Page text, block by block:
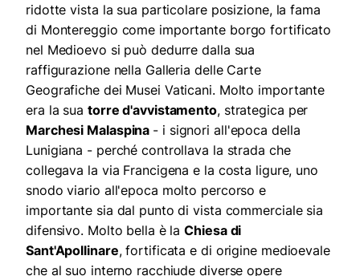
ridotte vista la sua particolare posizione, la fama
di Montereggio come importante borgo fortificato
nel Medioevo si può dedurre dalla sua
raffigurazione nella Galleria delle Carte
Geografiche dei Musei Vaticani. Molto importante
era la sua torre d'avvistamento, strategica per
Marchesi Malaspina - i signori all'epoca della
Lunigiana - perché controllava la strada che
collegava la via Francigena e la costa ligure, uno
snodo viario all'epoca molto percorso e
importante sia dal punto di vista commerciale sia
difensivo. Molto bella è laChiesa di
Sant'Apollinare, fortificata e di origine medioevale
che al suo interno racchiude diverse opere